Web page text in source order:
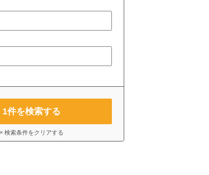
1件を検索する
× 検索条件をクリアする